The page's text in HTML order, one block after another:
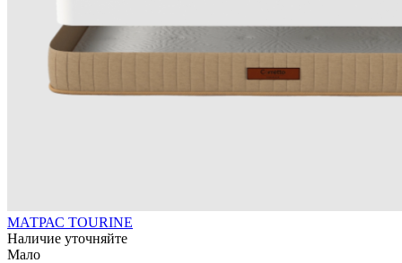
МАТРАС TOURINE
Наличие уточняйте
Мало